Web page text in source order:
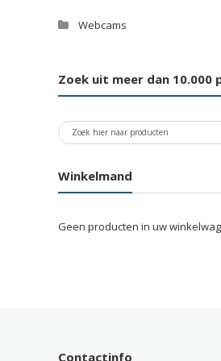
Webcams
Zoek uit meer dan 10.000
Winkelmand
Geen producten in uw
Contactinfo